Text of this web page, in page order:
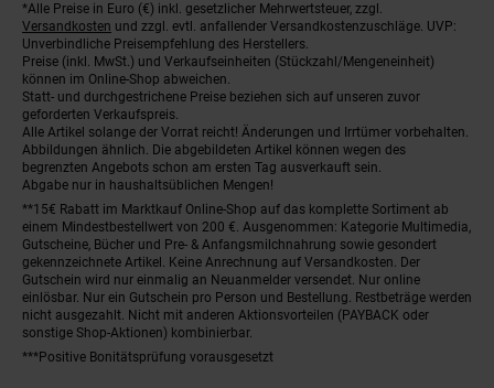
Fußnoten
*Alle Preise in Euro (€) inkl. gesetzlicher Mehrwertsteuer, zzgl.
Versandkosten und zzgl. evtl. anfallender Versandkostenzuschläge. UVP:
Unverbindliche Preisempfehlung des Herstellers.
Preise (inkl. MwSt.) und Verkaufseinheiten (Stückzahl/Mengeneinheit)
können im Online-Shop abweichen.
Statt- und durchgestrichene Preise beziehen sich auf unseren zuvor
geforderten Verkaufspreis.
Alle Artikel solange der Vorrat reicht! Änderungen und Irrtümer vorbehalten.
Abbildungen ähnlich. Die abgebildeten Artikel können wegen des
begrenzten Angebots schon am ersten Tag ausverkauft sein.
Abgabe nur in haushaltsüblichen Mengen!
**15€ Rabatt im Marktkauf Online-Shop auf das komplette Sortiment ab
einem Mindestbestellwert von 200 €. Ausgenommen: Kategorie Multimedia,
Gutscheine, Bücher und Pre- & Anfangsmilchnahrung sowie gesondert
gekennzeichnete Artikel. Keine Anrechnung auf Versandkosten. Der
Gutschein wird nur einmalig an Neuanmelder versendet. Nur online
einlösbar. Nur ein Gutschein pro Person und Bestellung. Restbeträge werden
nicht ausgezahlt. Nicht mit anderen Aktionsvorteilen (PAYBACK oder
sonstige Shop-Aktionen) kombinierbar.
***Positive Bonitätsprüfung vorausgesetzt